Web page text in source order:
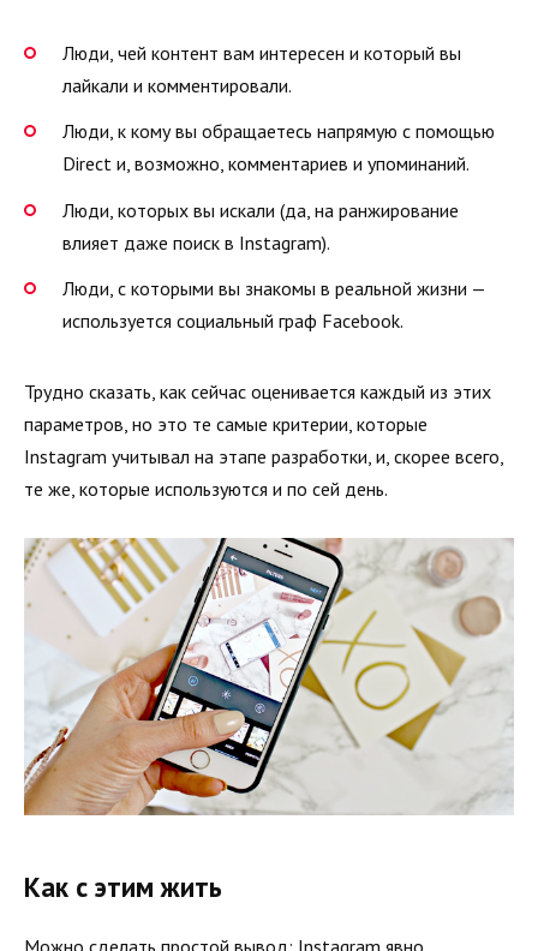
Люди, чей контент вам интересен и который вы
лайкали и комментировали.
Люди, к кому вы обращаетесь напрямую с помощью
Direct и, возможно, комментариев и упоминаний.
Люди, которых вы искали (да, на ранжирование
влияет даже поиск в Instagram).
Люди, с которыми вы знакомы в реальной жизни —
используется социальный граф Facebook.
Трудно сказать, как сейчас оценивается каждый из этих
параметров, но это те самые критерии, которые
Instagram учитывал на этапе разработки, и, скорее всего,
те же, которые используются и по сей день.
Как с этим жить
Можно сделать простой вывод: Instagram явно